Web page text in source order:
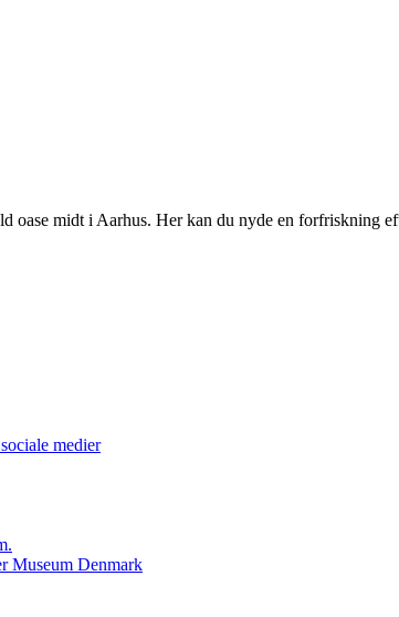
oase midt i Aarhus. Her kan du nyde en forfriskning
medier
Museum Denmark